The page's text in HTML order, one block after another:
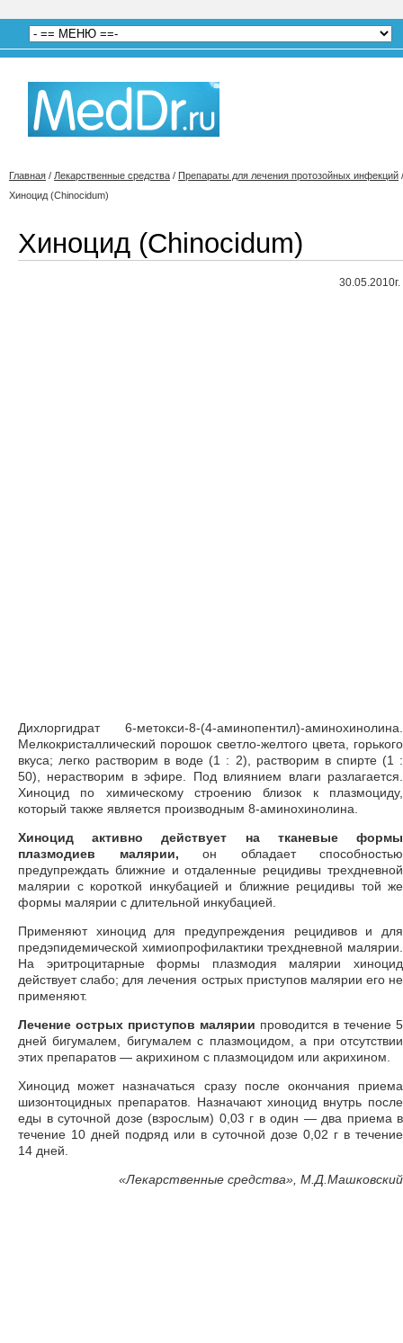
Главная / Лекарственные средства / Препараты для лечения протозойных инфекций /
Хиноцид (Chinocidum)
Хиноцид (Chinocidum)
30.05.2010г.
Дихлоргидрат 6-метокси-8-(4-аминопентил)-аминохинолина.
Мелкокристаллический порошок светло-желтого цвета, горького
вкуса; легко растворим в воде (1 : 2), растворим в спирте (1 :
50), нерастворим в эфире. Под влиянием влаги разлагается.
Хиноцид по химическому строению близок к плазмоциду,
который также является производным 8-аминохинолина.
Хиноцид активно действует на тканевые формы
плазмодиев малярии, он обладает способностью
предупреждать ближние и отдаленные рецидивы трехдневной
малярии с короткой инкубацией и ближние рецидивы той же
формы малярии с длительной инкубацией.
Применяют хиноцид для предупреждения рецидивов и для
предэпидемической химиопрофилактики трехдневной малярии.
На эритроцитарные формы плазмодия малярии хиноцид
действует слабо; для лечения острых приступов малярии его не
применяют.
Лечение острых приступов малярии проводится в течение 5
дней бигумалем, бигумалем с плазмоцидом, а при отсутствии
этих препаратов — акрихином с плазмоцидом или акрихином.
Хиноцид может назначаться сразу после окончания приема
шизонтоцидных препаратов. Назначают хиноцид внутрь после
еды в суточной дозе (взрослым) 0,03 г в один — два приема в
течение 10 дней подряд или в суточной дозе 0,02 г в течение
14 дней.
«Лекарственные средства», М.Д.Машковский